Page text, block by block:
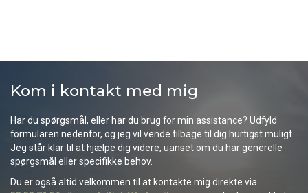
Kom i kontakt med mig
Har du spørgsmål, eller har du brug for min assistance? Udfyld
formularen nedenfor, og jeg vil vende tilbage til dig hurtigst muligt.
Jeg står klar til at hjælpe dig videre, uanset om du har generelle
spørgsmål eller specifikke behov.
Du er også altid velkommen til at kontakte mig direkte via